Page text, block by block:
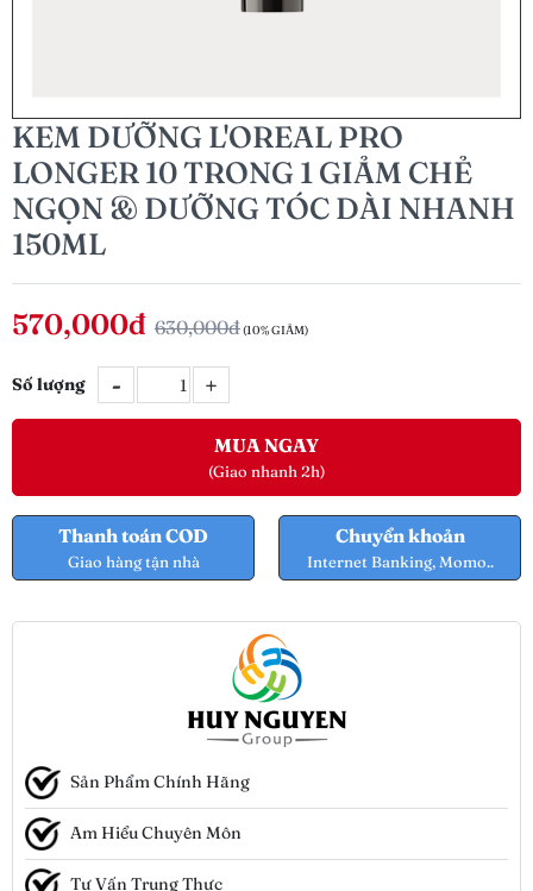
KEM DƯỠNG L'OREAL PRO
LONGER 10 TRONG 1 GIẢM CHẺ
NGỌN & DƯỠNG TÓC DÀI NHANH
150ML
570,000đ 630,000đ(10% GIẢM)
Số lượng - +
MUA NGAY
(Giao nhanh 2h)
Thanh toán COD
Giao hàng tận nhà
Chuyển khoản
Internet Banking, Momo..
Sản Phẩm Chính Hãng
Am Hiểu Chuyên Môn
Tư Vấn Trung Thực